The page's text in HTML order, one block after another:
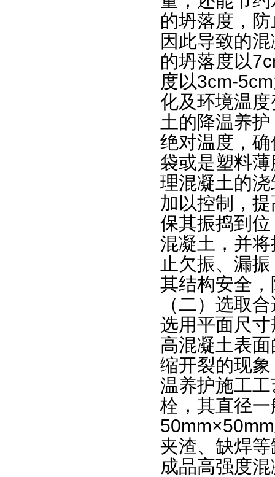
的坍落度，
因此导致的
的坍落度以
度以3cm-
化及环境温
土的降温养
绝对温度，
袋或是塑料
理混凝土的
加以控制，
保其振捣到
混凝土，并
止欠振、漏
其结构安全
（二）选取
选用平面尺
高混凝土表
缩开裂的现
温养护施工
栓，其直径
夹渣、缺焊
成品高强度